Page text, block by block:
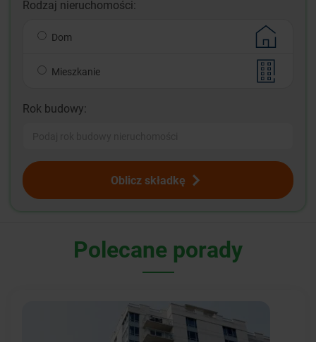
Rodzaj nieruchomości:
Dom
Mieszkanie
Rok budowy:
Oblicz składkę
Polecane porady